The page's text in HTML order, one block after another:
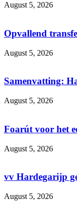
August 5, 2026
Opvallend
August 5, 2026
Samenvatting:
August 5, 2026
Foarút voor het
August 5, 2026
vv Hardegarijp
August 5, 2026